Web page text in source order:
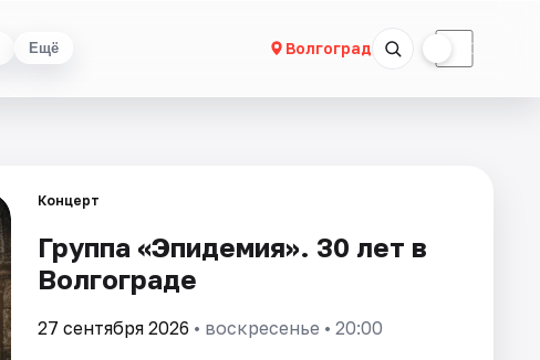
Ещё Волгоград ☾
Концерт
Группа «Эпидемия». 30 лет в
Волгограде
27 сентября 2026 • воскресенье • 20:00